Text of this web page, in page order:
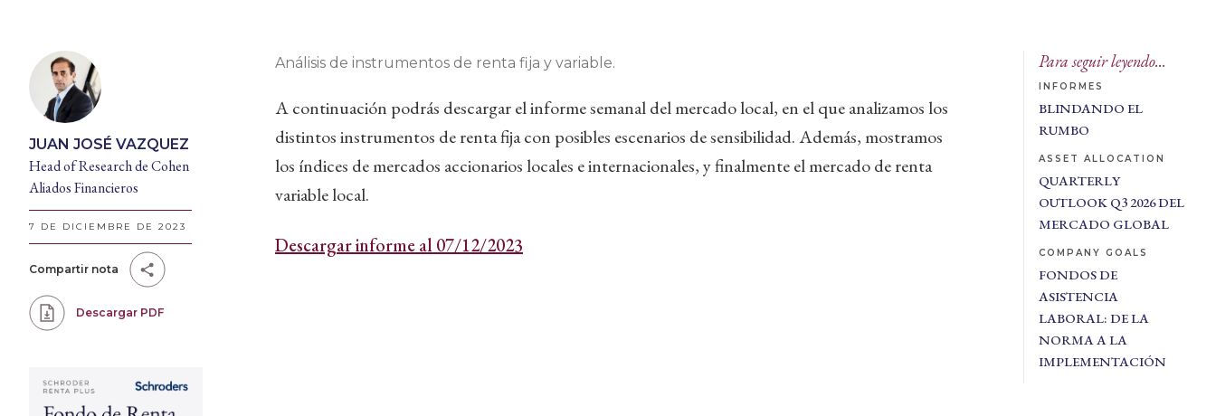
JUAN JOSÉ VAZQUEZ
Head of Research de Cohen
Aliados Financieros
7 DE DICIEMBRE DE 2023
Compartir nota
Descargar PDF
Análisis de instrumentos de renta fija y variable.
A continuación podrás descargar el informe semanal del mercado local, en el que analizamos los
distintos instrumentos de renta fija con posibles escenarios de sensibilidad. Además, mostramos
los índices de mercados accionarios locales e internacionales, y finalmente el mercado de renta
variable local.
Descargar informe al 07/12/2023
Para seguir leyendo...
INFORMES
BLINDANDO EL
RUMBO
ASSET ALLOCATION
QUARTERLY
OUTLOOK Q3 2026 DEL
MERCADO GLOBAL
COMPANY GOALS
FONDOS DE
ASISTENCIA
LABORAL: DE LA
NORMA A LA
IMPLEMENTACIÓN